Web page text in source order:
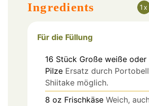
Ingredients 1x
Für die Füllung
16 Stück Große weiße
Pilze Ersatz durch
Shiitake möglich.
8 oz Frischkäse Weich,